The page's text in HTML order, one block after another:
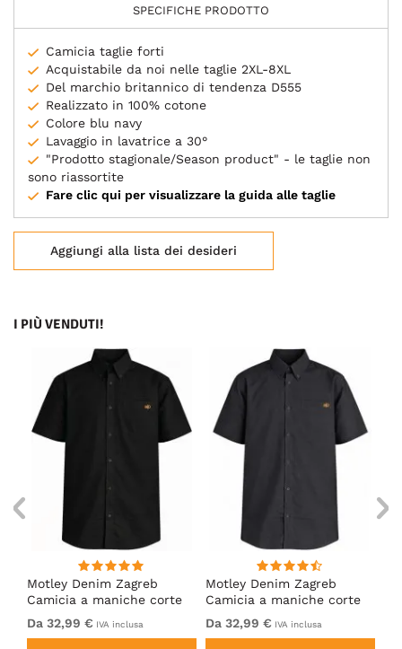
SPECIFICHE PRODOTTO
Camicia taglie forti
Acquistabile da noi nelle taglie 2XL-8XL
Del marchio britannico di tendenza D555
Realizzato in 100% cotone
Colore blu navy
Lavaggio in lavatrice a 30°
"Prodotto stagionale/Season product" - le taglie non
sono riassortite
Fare clic qui per visualizzare la guida alle taglie
Aggiungi alla lista dei desideri
I PIÙ VENDUTI!
Motley Denim Zagreb
Camicia a maniche corte
Nero
Da 32,99 € IVA inclusa
Motley Denim Zagreb
Camicia a maniche corte
Antracite
Da 32,99 € IVA inclusa